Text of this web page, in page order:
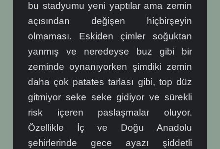
bu stadyumu yeni yaptılar ama zemin
açısından değişen hiçbirşeyin
olmaması. Eskiden çimler soğuktan
yanmış ve neredeyse buz gibi bir
zeminde oynanıyorken şimdiki zemin
daha çok patates tarlası gibi, top düz
gitmiyor seke seke gidiyor ve sürekli
risk içeren paslaşmalar oluyor.
Özellikle İç ve Doğu Anadolu
şehirlerinde gece ayazı şiddetli